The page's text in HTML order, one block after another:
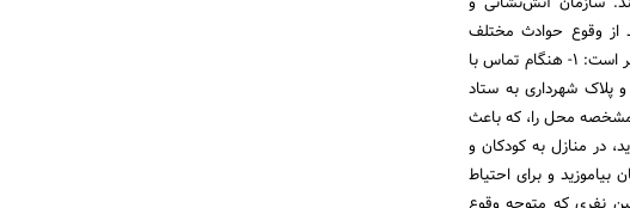
از وقوع حوادث مختلف
پیشگیری کند. نکاتی را پیوسته به ساکنان شهرهای مختلف یادآوری کرده که اهم آن‌ها به شرح زیر است: 1- هنگام تماس با
و پلاک شهرداری به ستاد
مشخصه محل را، ‌که باعث
شماره تلفن 125 را به خاطر می‌سپارید، ‌در منازل به کودکان و
واحدهای شغلی شماره 125 را به کلیه کارکنان بیاموزید و برای احتیاط